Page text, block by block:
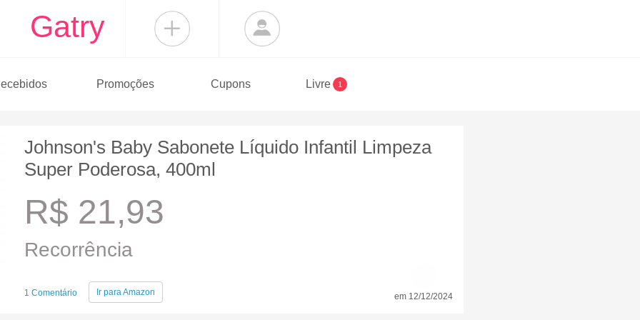
Gatry
Promoções Cupons Livre 1
Johnson's Baby Sabonete Líquido Infantil Limpeza
Super Poderosa, 400ml
R$ 21,93
Recorrência
1 Comentário Ir paraAmazon em 12/12/2024